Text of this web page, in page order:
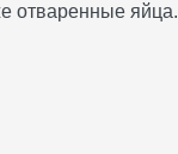
отваренные яйца.